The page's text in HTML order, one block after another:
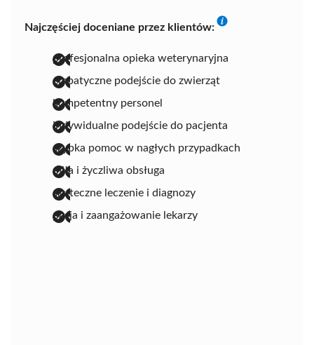
Najczęściej doceniane przez klientów:
profesjonalna opieka weterynaryjna
empatyczne podejście do zwierząt
kompetentny personel
indywidualne podejście do pacjenta
szybka pomoc w nagłych przypadkach
miła i życzliwa obsługa
skuteczne leczenie i diagnozy
pasja i zaangażowanie lekarzy